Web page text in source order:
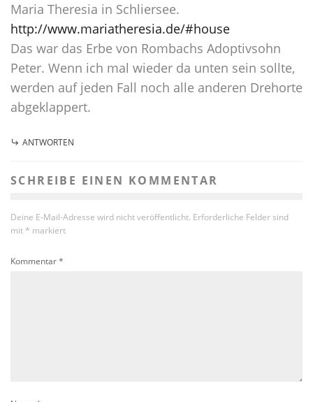
Maria Theresia in Schliersee.
http://www.mariatheresia.de/#house
Das war das Erbe von Rombachs Adoptivsohn
Peter. Wenn ich mal wieder da unten sein sollte,
werden auf jeden Fall noch alle anderen Drehorte
abgeklappert.
ANTWORTEN
SCHREIBE EINEN KOMMENTAR
Deine E-Mail-Adresse wird nicht veröffentlicht. Erforderliche Felder sind
mit * markiert
Kommentar*